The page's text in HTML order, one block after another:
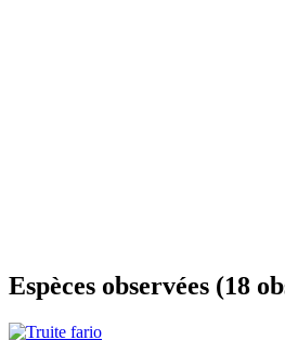
Espèces observées (18